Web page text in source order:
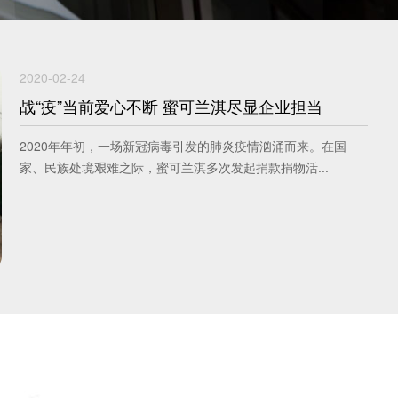
2020-02-24
战“疫”当前爱心不断 蜜可兰淇尽显企业担当
2020年年初，一场新冠病毒引发的肺炎疫情汹涌而来。在国
家、民族处境艰难之际，蜜可兰淇多次发起捐款捐物活...